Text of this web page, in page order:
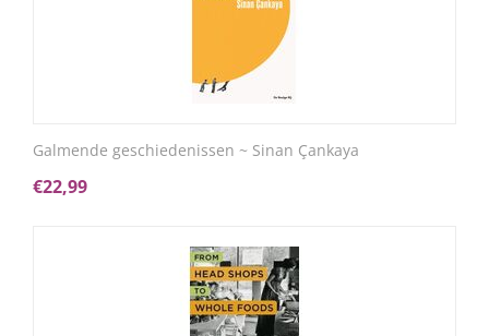
Galmende geschiedenissen ~ Sinan Çankaya
€22,99